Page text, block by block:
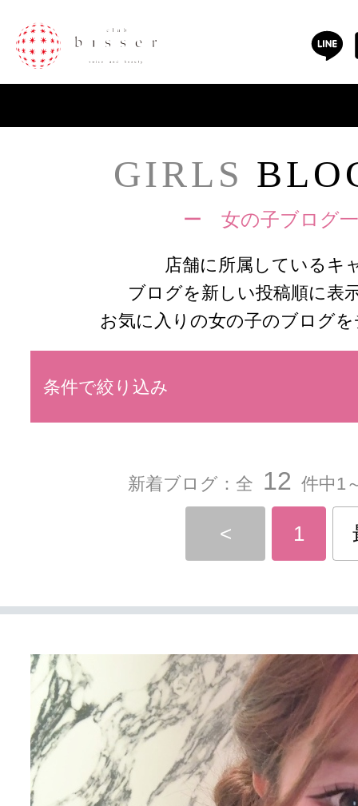
GIRLS
ー 女の子ブログ
店舗に所属しているキ
ブログを新しい投稿順に表
お気に入りの女の子のブログ
条件で絞り込み
新着ブログ：全 12 件中1
< 1